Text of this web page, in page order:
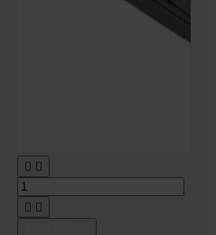
 
 